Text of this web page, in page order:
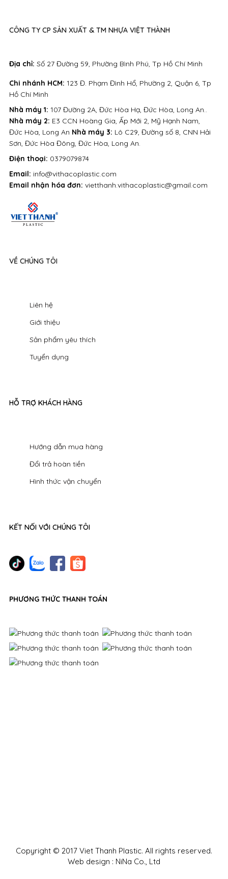
VỀ CHÚNG TÔI
Liên hệ
Giới thiệu
Sản phẩm yêu thích
Tuyển dụng
HỖ TRỢ KHÁCH HÀNG
Hướng dẫn mua hàng
Đổi trả hoàn tiền
Hình thức vận chuyển
KẾT NỐI VỚI CHÚNG TÔI
PHƯƠNG THỨC THANH TOÁN
Copyright © 2017 Viet Thanh Plastic. All rights reserved.
Web design : NiNa Co., Ltd
Địa chỉ: Số 27 Đường 59, Phường Bình Phú, Tp Hồ Chí Minh
Điện thoại: 0379079874
Email: info@vithacoplastic.com
Email nhận hóa đơn: vietthanh.vithacoplastic@gmail.com
CÔNG TY CP SẢN XUẤT & TM NHỰA VIỆT THÀNH
Nhà máy 1: 107 Đường 2A, Đức Hòa Hạ, Đức Hòa, Long An..
Nhà máy 2: E3 CCN Hoàng Gia, Ấp Mới 2, Mỹ Hạnh Nam,
Đức Hòa, Long An Nhà máy 3: Lô C29, Đường số 8, CNN Hải
Sơn, Đức Hòa Đông, Đức Hòa, Long An.
Chi nhánh HCM: 123 Đ. Phạm Đình Hổ, Phường 2, Quận 6, Tp
Hồ Chí Minh